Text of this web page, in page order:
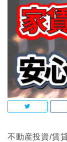
不動産投資/賃